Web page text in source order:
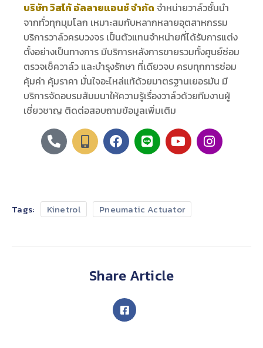
บริษัท วิสโก้ อัลลายแอนซ์ จำกัด จำหน่ายวาล์วชั้นนำ
จากทั่วทุกมุมโลก เหมาะสมกับหลากหลายอุตสาหกรรม
บริการวาล์วครบวงจร เป็นตัวแทนจำหน่ายที่ได้รับการแต่ง
ตั้งอย่างเป็นทางการ มีบริการหลังการขายรวมทั้งศูนย์ซ่อม
ตรวจเช็ควาล์ว และบำรุงรักษา ที่เดียวจบ ครบทุกการซ่อม
คุ้มค่า คุ้มราคา มั่นใจอะไหล่แท้ด้วยมาตรฐานเยอรมัน มี
บริการจัดอบรมสัมมนาให้ความรู้เรื่องวาล์วด้วยทีมงานผู้
เชี่ยวชาญ ติดต่อสอบถามข้อมูลเพิ่มเติม
Tags: Kinetrol Pneumatic Actuator
Share Article